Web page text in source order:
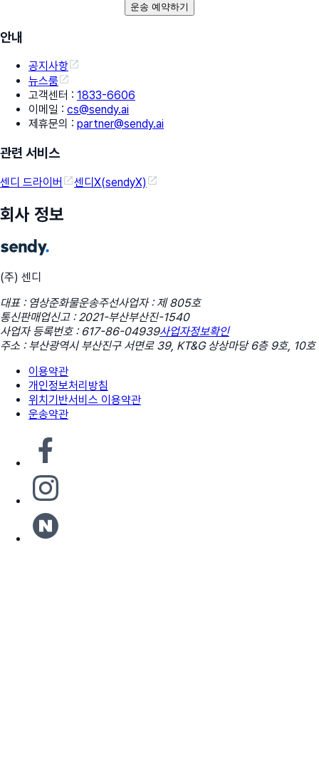
운송 예약하기
안내
공지사항
뉴스룸
고객센터 : 1833-6606
이메일 : cs@sendy.ai
제휴문의 : partner@sendy.ai
관련 서비스
센디 드라이버 센디X(sendyX)
회사 정보
(주) 센디
대표 : 염상준화물운송주선사업자 : 제 805호
통신판매업신고 : 2021-부산부산진-1540
사업자 등록번호 : 617-86-04939사업자정보확인
주소 : 부산광역시 부산진구 서면로 39, KT&G 상상마당 6층 9호, 10호
이용약관
개인정보처리방침
위치기반서비스 이용약관
운송약관